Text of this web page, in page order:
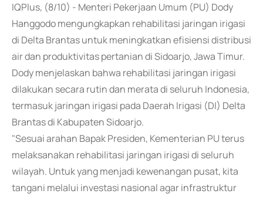
IQPlus, (8/10) - Menteri Pekerjaan Umum (PU) Dody
Hanggodo mengungkapkan rehabilitasi jaringan irigasi
di Delta Brantas untuk meningkatkan efisiensi distribusi
air dan produktivitas pertanian di Sidoarjo, Jawa Timur.
Dody menjelaskan bahwa rehabilitasi jaringan irigasi
dilakukan secara rutin dan merata di seluruh Indonesia,
termasuk jaringan irigasi pada Daerah Irigasi (DI) Delta
Brantas di Kabupaten Sidoarjo.
"Sesuai arahan Bapak Presiden, Kementerian PU terus
melaksanakan rehabilitasi jaringan irigasi di seluruh
wilayah. Untuk yang menjadi kewenangan pusat, kita
tangani melalui investasi nasional agar infrastruktur